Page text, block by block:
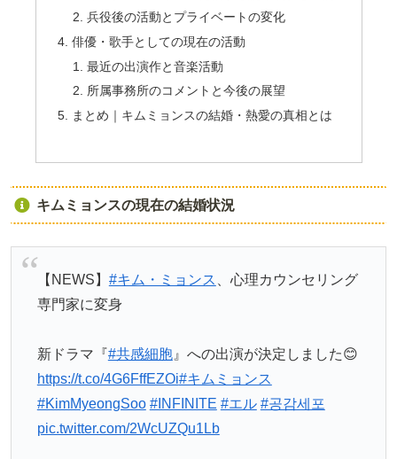
兵役後の活動とプライベートの変化
俳優・歌手としての現在の活動
最近の出演作と音楽活動
所属事務所のコメントと今後の展望
まとめ｜キムミョンスの結婚・熱愛の真相とは
キムミョンスの現在の結婚状況
【NEWS】 #キム・ミョンス
、心理カウンセリング
専門家に変身
新ドラマ『#共感細胞』への出演が決定しました😊
https://t.co/4G6FffEZOi#キムミョンス
#KimMyeongSoo #INFINITE #エル #공감세포
pic.twitter.com/2WcUZQu1Lb